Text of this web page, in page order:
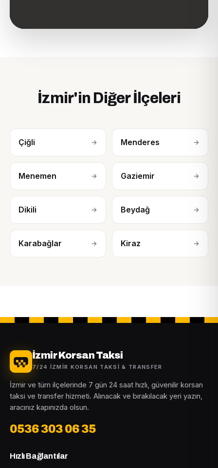
İzmir'in Diğer İlçeleri
Çiğli → Menderes →
Menemen → Gaziemir →
Dikili → Beydağ →
Karabağlar → Kiraz →
İzmir Korsan Taksi
7/24 İZMIR KORSAN TAKSI & TRANSFER
İzmir ve tüm ilçelerinde 7 gün 24 saat hızlı, güvenilir korsan
taksi ve transfer hizmeti. Alınacak ve bırakılacak yeri yazın,
aracınız kapınızda olsun.
0536 303 06 35
Hızlı Bağlantılar